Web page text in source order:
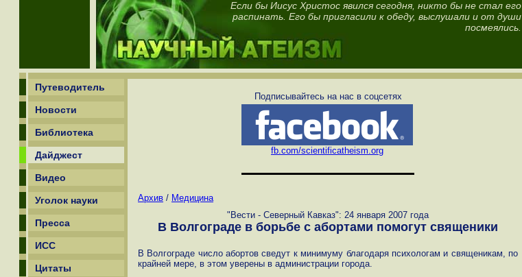
Если бы Иисус Христос явился сегодня, никто бы не стал его
распинать. Его бы пригласили к обеду, выслушали и от души
посмеялись.
Путеводитель
Новости
Библиотека
Дайджест
Видео
Уголок науки
Пресса
ИСС
Цитаты
Подписывайтесь на нас в соцсетях
fb.com/scientificatheism.org
Архив / Медицина
"Вести - Северный Кавказ": 24 января 2007 года
В Волгограде в борьбе с абортами помогут священики
В Волгограде число абортов сведут к минимуму благодаря психологам и священикам, по
крайней мере, в этом уверены в администрации города.